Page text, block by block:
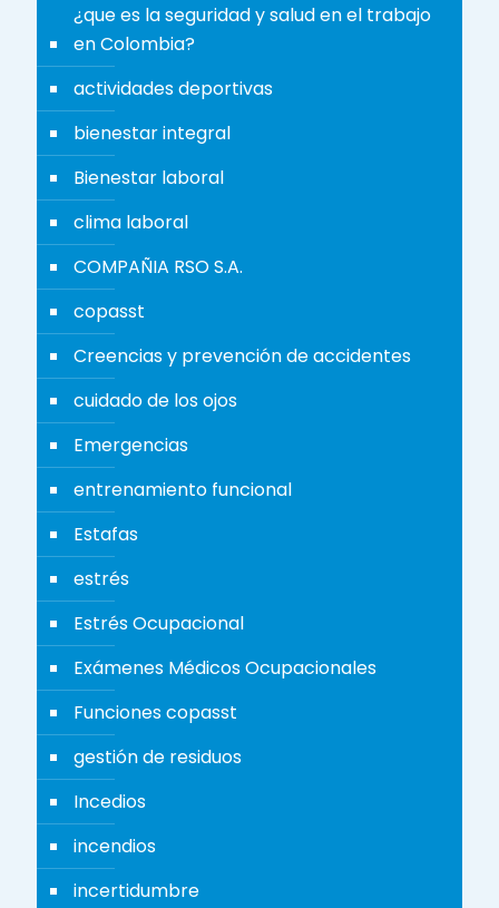
¿que es la seguridad y salud en el trabajo
en Colombia?
actividades deportivas
bienestar integral
Bienestar laboral
clima laboral
COMPAÑIA RSO S.A.
copasst
Creencias y prevención de accidentes
cuidado de los ojos
Emergencias
entrenamiento funcional
Estafas
estrés
Estrés Ocupacional
Exámenes Médicos Ocupacionales
Funciones copasst
gestión de residuos
Incedios
incendios
incertidumbre